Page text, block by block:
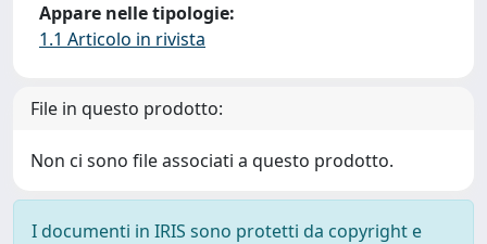
Appare nelle tipologie:
1.1 Articolo in rivista
File in questo prodotto:
Non ci sono file associati a questo prodotto.
I documenti in IRIS sono protetti da copyright e